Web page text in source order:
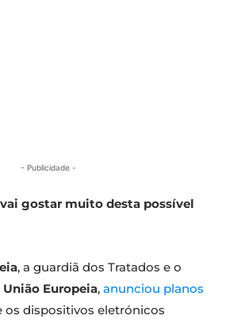
- Publicidade -
gostar muito desta possível
, a guardiã dos Tratados e o
União Europeia, anunciou planos
os dispositivos eletrónicos